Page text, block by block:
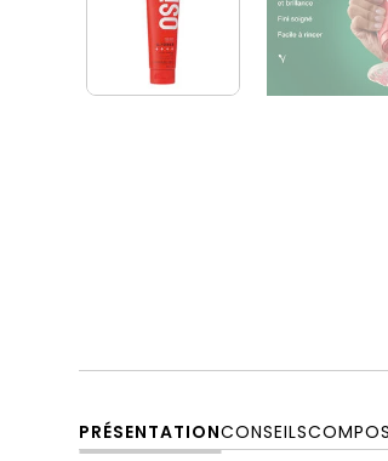
PRÉSENTATIONCONSEILS